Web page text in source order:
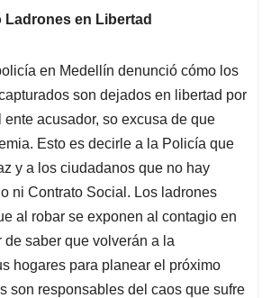
Ladrones en Libertad
en Medellín denunció cómo los
son dejados en libertad por
ente acusador, so excusa de que
Esto es decirle a la Policía que
y a los ciudadanos que no hay
ni Contrato Social. Los ladrones
al robar se exponen al contagio en
de saber que volverán a la
hogares para planear el próximo
son responsables del caos que sufre